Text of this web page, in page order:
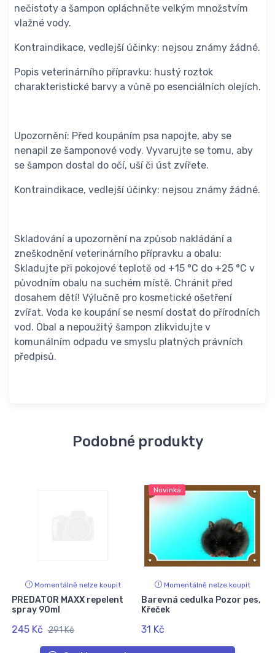
nečistoty a šampon opláchněte velkým množstvím
vlažné vody.
Kontraindikace, vedlejší účinky: nejsou známy žádné.
Popis veterinárního přípravku: hustý roztok
charakteristické barvy a vůně po esenciálních olejích.
Upozornění: Před koupáním psa napojte, aby se
nenapil ze šamponové vody. Vyvarujte se tomu, aby
se šampon dostal do očí, uší či úst zvířete.
Kontraindikace, vedlejší účinky: nejsou známy žádné.
Skladování a upozornění na způsob nakládání a
zneškodnění veterinárního přípravku a obalu:
Skladujte při pokojové teplotě od +15 °C do +25 °C v
původním obalu na suchém místě. Chránit před
dosahem dětí! Výlučně pro kosmetické ošetření
zvířat. Voda ke koupání se nesmí dostat do přírodních
vod. Obal a nepoužitý šampon zlikvidujte v
komunálním odpadu ve smyslu platných právních
předpisů.
Podobné produkty
Momentálně nelze koupit
PREDATOR MAXX repelent
spray 90ml
245 Kč 291 Kč
Novinka
Momentálně nelze koupit
Barevná cedulka Pozor pes,
Křeček
31 Kč